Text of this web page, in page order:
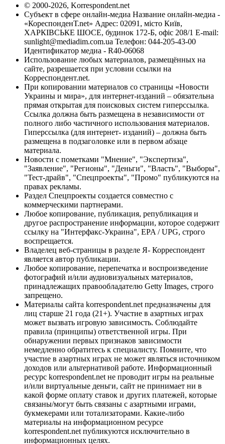
© 2000-2026, Korrespondent.net
Субъект в сфере онлайн-медиа Название онлайн-медиа -
«КореспонденТ.net» Адрес: 02091, місто Київ,
ХАРКІВСЬКЕ ШОСЕ, будинок 172-Б, офіс 208/1 E-mail:
sunlight@mediadim.com.ua Телефон: 044-205-43-00
Идентификатор медиа - R40-06068
Использование любых материалов, размещённых на
сайте, разрешается при условии ссылки на
Корреспондент.net.
При копировании материалов со страницы «Новости
Украины и мира», для интернет-изданий – обязательна
прямая открытая для поисковых систем гиперссылка.
Ссылка должна быть размещена в независимости от
полного либо частичного использования материалов.
Гиперссылка (для интернет- изданий) – должна быть
размещена в подзаголовке или в первом абзаце
материала.
Новости с пометками "Мнение", "Экспертиза",
"Заявление", "Регионы", "Деньги", "Власть", "Выборы",
"Тест-драйв", "Спецпроекты", "Промо" публикуются на
правах рекламы.
Раздел Спецпроекты создается совместно с
коммерческими партнерами.
Любое копирование, публикация, републикация и
другое распространение информации, которое содержит
ссылку на "Интерфакс-Украина", EPA / UPG, строго
воспрещается.
Владелец веб-страницы в разделе Я- Корреспондент
является автор публикации.
Любое копирование, перепечатка и воспроизведение
фотографий и/или аудиовизуальных материалов,
принадлежащих правообладателю Getty Images, строго
запрещено.
Материалы сайта korrespondent.net предназначены для
лиц старше 21 года (21+). Участие в азартных играх
может вызвать игровую зависимость. Соблюдайте
правила (принципы) ответственной игры. При
обнаружении первых признаков зависимости
немедленно обратитесь к специалисту. Помните, что
участие в азартных играх не может являться источником
доходов или альтернативой работе. Информационный
ресурс korrespondent.net не проводит игры на реальные
и/или виртуальные деньги, сайт не принимает ни в
какой форме оплату ставок и других платежей, которые
связаны/могут быть связаны с азартными играми,
букмекерами или тотализаторами. Какие-либо
материалы на информационном ресурсе
korrespondent.net публикуются исключительно в
информационных целях.